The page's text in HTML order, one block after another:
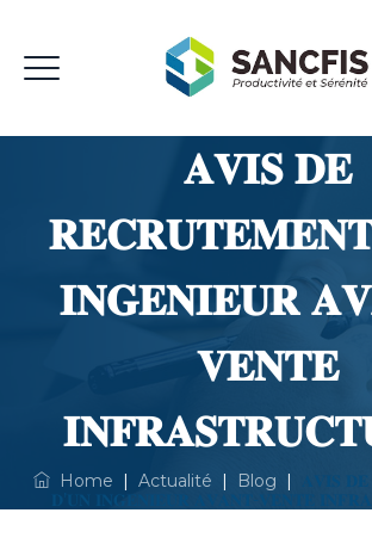
𝐀𝐕𝐈𝐒 𝐃𝐄
𝐑𝐄𝐂𝐑𝐔𝐓𝐄𝐌𝐄𝐍𝐓
𝐈𝐍𝐆𝐄𝐍𝐈𝐄𝐔𝐑
𝐕𝐄𝐍𝐓𝐄
Home | Actualité | Blog |
𝐀𝐕𝐈𝐒
𝐃’𝐔𝐍 𝐈𝐍𝐆𝐄𝐍𝐈𝐄𝐔𝐑 𝐀𝐕𝐀𝐍𝐓-𝐕𝐄𝐍𝐓𝐄